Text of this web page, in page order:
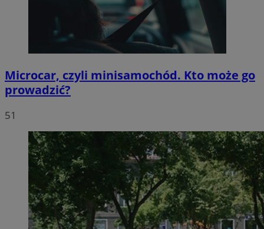
Microcar, czyli minisamochód. Kto może go
prowadzić?
51